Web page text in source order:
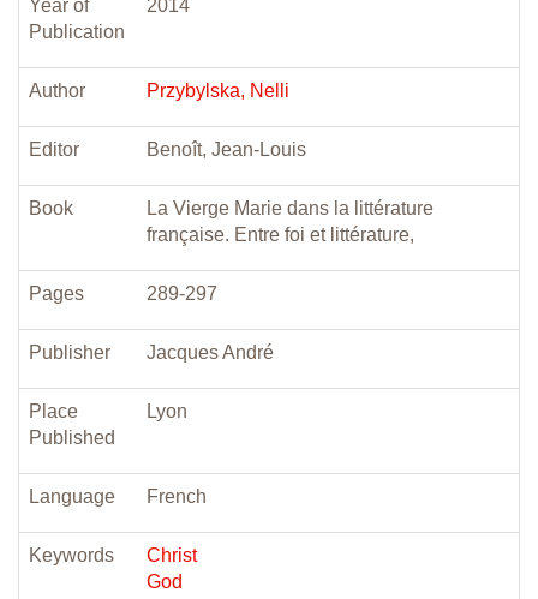
Year of
Publication
2014
Author Przybylska, Nelli
Editor Benoît, Jean-Louis
Book
La Vierge Marie dans la littérature
française. Entre foi et littérature,
Pages 289-297
Publisher Jacques André
Place
Published
Lyon
Language French
Keywords
Christ
God